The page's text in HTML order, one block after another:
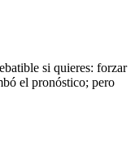
si quieres: forzar
el pronóstico; pero